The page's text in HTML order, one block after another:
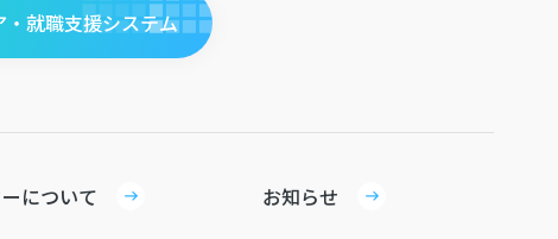
就職支援システム
について お知らせ